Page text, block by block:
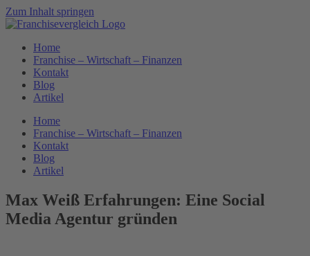
Zum Inhalt springen
Home
Franchise – Wirtschaft – Finanzen
Kontakt
Blog
Artikel
Home
Franchise – Wirtschaft – Finanzen
Kontakt
Blog
Artikel
Max Weiß Erfahrungen: Eine Social
Media Agentur gründen